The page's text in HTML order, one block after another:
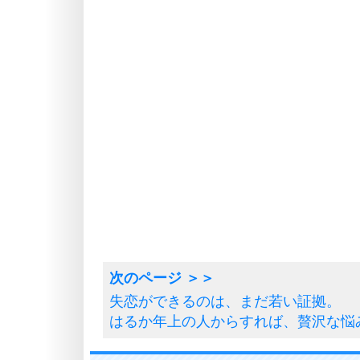
失恋ができるのは、まだ若い証拠。
はるか年上の人からすれば、贅沢な悩